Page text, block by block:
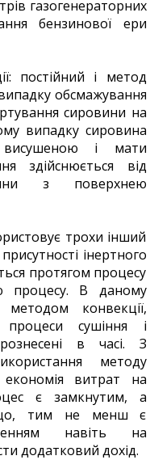
газогенераторних
бензинової ери
постійний і метод
обсмажування
сировини на
випадку сировина
і мати
здійснюється від
з поверхнею
трохи інший
інертного
протягом процесу
процесу. В даному
методом конвекції,
сушіння і
в часі. З
методу
витрат на
є замкнутим, а
(що, тим не менш є
навіть на
додатковий дохід.